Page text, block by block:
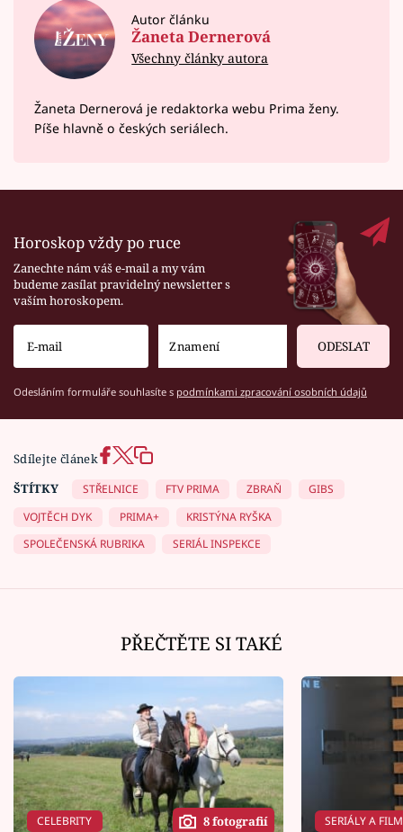
Autor článku
Žaneta Dernerová
Všechny články autora
Žaneta Dernerová je redaktorka webu Prima ženy.
Píše hlavně o českých seriálech.
Horoskop vždy po ruce
Zanechte nám váš e-mail a my vám
budeme zasílat pravidelný newsletter s
vaším horoskopem.
ODESLAT
Odesláním formuláře souhlasíte s podmínkami zpracování osobních údajů
Sdílejte článek
ŠTÍTKY
STŘELNICE FTV PRIMA ZBRAŇ
GIBS
VOJTĚCH DYK
PRIMA+
KRISTÝNA RYŠKA
SPOLEČENSKÁ RUBRIKA
SERIÁL INSPEKCE
PŘEČTĚTE SI TAKÉ
CELEBRITY 8 fotografií SERIÁLY A